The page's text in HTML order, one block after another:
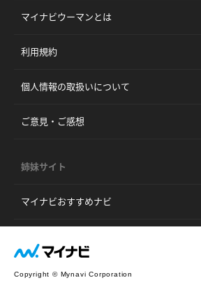
マイナビウーマンとは
利用規約
個人情報の取扱いについて
ご意見・ご感想
姉妹サイト
マイナビおすすめナビ
Copyright © Mynavi Corporation